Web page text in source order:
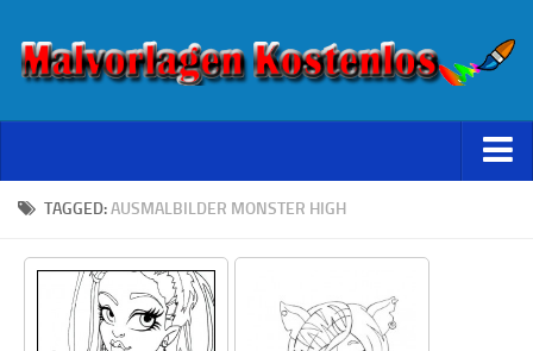
Starseite
TAGGED:AUSMALBILDER MONSTER HIGH